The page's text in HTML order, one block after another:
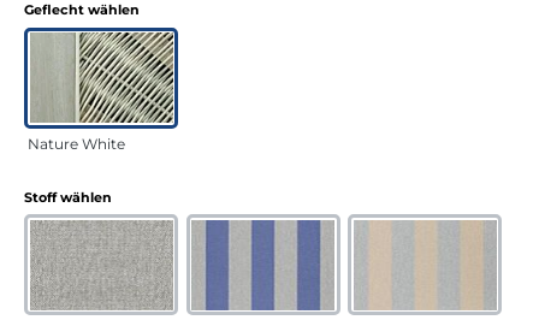
Geflecht wählen
Nature White
Stoff wählen